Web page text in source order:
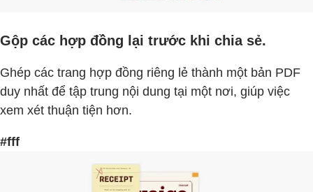
Gộp các hợp đồng lại trước khi chia sẻ.
Ghép các trang hợp đồng riêng lẻ thành một bản PDF
duy nhất để tập trung nội dung tại một nơi, giúp việc
xem xét thuận tiện hơn.
#fff